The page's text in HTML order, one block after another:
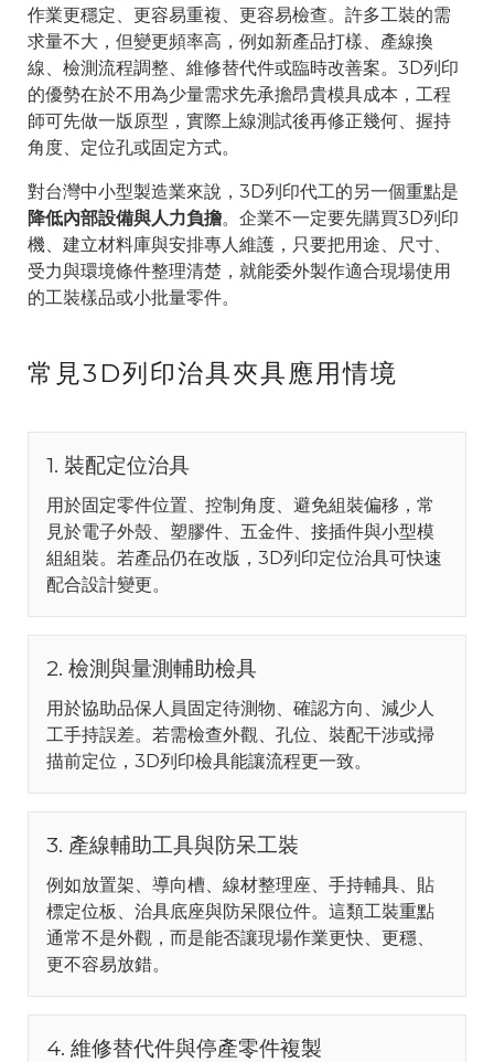
作業更穩定、更容易重複、更容易檢查。許多工裝的需
求量不大，但變更頻率高，例如新產品打樣、產線換
線、檢測流程調整、維修替代件或臨時改善案。3D列印
的優勢在於不用為少量需求先承擔昂貴模具成本，工程
師可先做一版原型，實際上線測試後再修正幾何、握持
角度、定位孔或固定方式。
對台灣中小型製造業來說，3D列印代工的另一個重點是
降低內部設備與人力負擔。企業不一定要先購買3D列印
機、建立材料庫與安排專人維護，只要把用途、尺寸、
受力與環境條件整理清楚，就能委外製作適合現場使用
的工裝樣品或小批量零件。
常見3D列印治具夾具應用情境
1. 裝配定位治具
用於固定零件位置、控制角度、避免組裝偏移，常
見於電子外殼、塑膠件、五金件、接插件與小型模
組組裝。若產品仍在改版，3D列印定位治具可快速
配合設計變更。
2. 檢測與量測輔助檢具
用於協助品保人員固定待測物、確認方向、減少人
工手持誤差。若需檢查外觀、孔位、裝配干涉或掃
描前定位，3D列印檢具能讓流程更一致。
3. 產線輔助工具與防呆工裝
例如放置架、導向槽、線材整理座、手持輔具、貼
標定位板、治具底座與防呆限位件。這類工裝重點
通常不是外觀，而是能否讓現場作業更快、更穩、
更不容易放錯。
4. 維修替代件與停產零件複製